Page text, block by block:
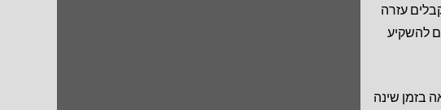
עזרה
להשקיע
בזמן שינה